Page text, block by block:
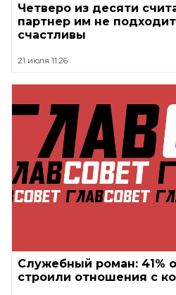
Четверо из десяти
партнер им не
счастливы
21 июля 11:26
Служебный роман: 41%
строили отношения с